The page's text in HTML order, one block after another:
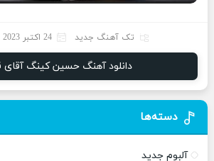
تک آهنگ جدید 24 اکتبر 2023
دانلود آهنگ حسین کینگ
دسته‌ها
آلبوم جدید